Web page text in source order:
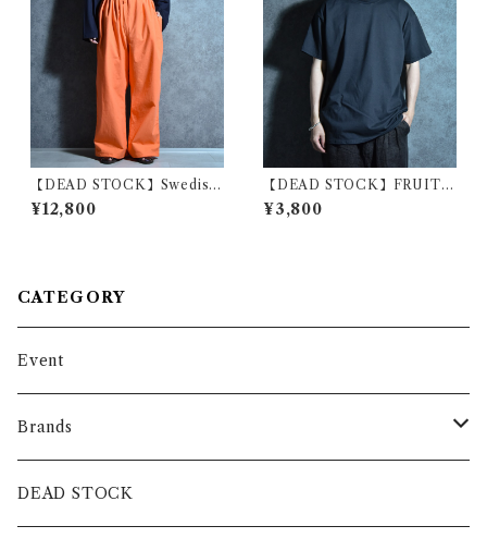
【DEAD STOCK】Swedish
Army M40 Snow Camoufla
ge Pants Orange スウェーデ
¥12,800
【DEAD STOCK】FRUIT
OF THE LOOM Euro Mod
el T Shirt Black フルーツオ
¥3,800
CATEGORY
Event
Brands
intch.
DEAD STOCK